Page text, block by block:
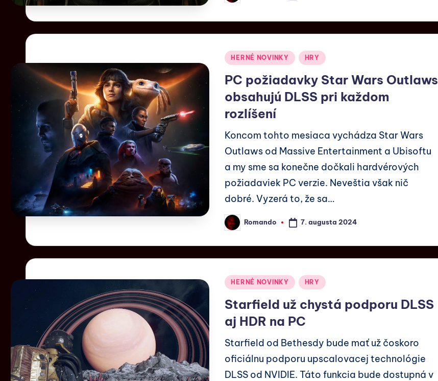
HERNÉ NOVINKY HRY
PC požiadavky Star Wars Outlaws
obsahujú DLSS pri každom
rozlíšení
Koncom tohto mesiaca vychádza Star Wars
Outlaws od Massive Entertainment a Ubisoftu
a my sme sa konečne dočkali hardvérových
požiadaviek PC verzie. Neveštia však nič
dobré. Vyzerá to, že sa…
Romando 7. augusta 2024
HERNÉ NOVINKY HRY
Starfield už chystá podporu DLSS
aj HDR na PC
Starfield od Bethesdy bude mať už čoskoro
oficiálnu podporu upscalovacej technológie
DLSS od NVIDIE. Táto funkcia bude dostupná v